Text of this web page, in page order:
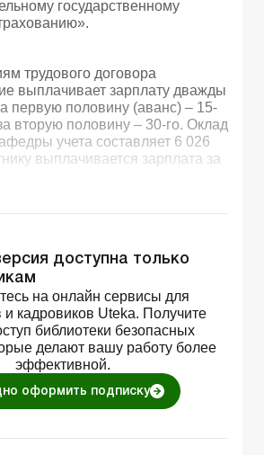
государственному
трудового договора
выплачивает зарплату дважды
первую половину (аванс) – 15-
вторую половину – 30-го. Оклад
учета составляет 6 026
выплачивается зарплата за
доступна только
на онлайн сервисы для
и кадровиков Uteka. Получите
библиотеки безопасных
делают вашу работу более
эффективной.
оформить подписку